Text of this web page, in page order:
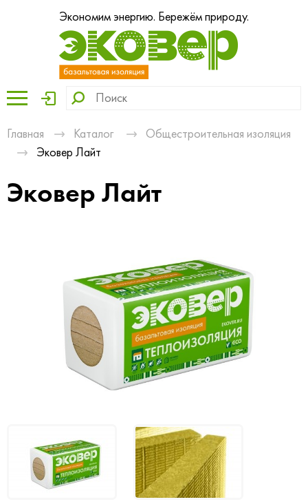
Экономим энергию. Бережём природу.
Главная Каталог
Общестроительная изоляция
Эковер Лайт
Эковер Лайт